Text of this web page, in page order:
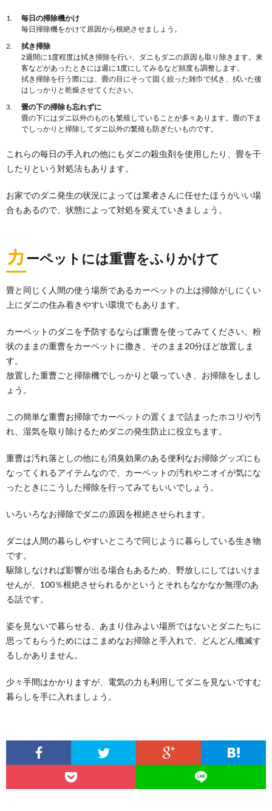
毎日の掃除機かけ
毎日掃除機をかけて原因から根絶させましょう。
拭き掃除
2週間に1度程度は拭き掃除を行い、ダニもダニの原因も取り除きます。来
客などがあったときには週に1度にしてみるなど頻度も調整します。
拭き掃除を行う際には、畳の目にそって固く絞った雑巾で拭き、拭いた後
はしっかりと乾燥させてください。
畳の下の掃除も忘れずに
畳の下にはダニ以外のものも繁殖していることが多々あります。畳の下ま
でしっかりと掃除してダニ以外の繁殖も防ぎたいものです。
これらの毎日の手入れの他にもダニの殺虫剤を使用したり、畳を干
したりという対処法もあります。
お家でのダニ発生の状況によっては業者さんに任せたほうがいい場
合もあるので、状態によって対処を変えていきましょう。
カ ーペットには重曹をふりかけて
畳と同じく人間の使う場所であるカーペットの上は掃除がしにくい
上にダニの住み着きやすい環境でもあります。
カーペットのダニを予防するならば重曹を使ってみてください。粉
状のままの重曹をカーペットに撒き、そのまま20分ほど放置しま
す。
放置した重曹ごと掃除機でしっかりと吸っていき、お掃除をしまし
ょう。
この簡単な重曹お掃除でカーペットの置くまで詰まったホコリや汚
れ、湿気を取り除けるためダニの発生防止に役立ちます。
重曹は汚れ落としの他にも消臭効果のある便利なお掃除グッズにも
なってくれるアイテムなので、カーペットの汚れやニオイが気にな
ったときにこうした掃除を行ってみてもいいでしょう。
いろいろなお掃除でダニの原因を根絶させられます。
ダニは人間の暮らしやすいところで同じように暮らしている生き物
です。
駆除しなければ影響が出る場合もあるため、野放しにしてはいけま
せんが、100％根絶させられるかというとそれもなかなか無理のあ
る話です。
姿を見ないで暮らせる、あまり住みよい場所ではないとダニたちに
思ってもらうためにはこまめなお掃除と手入れで、どんどん殲滅す
るしかありません。
少々手間はかかりますが、電気の力も利用してダニを見ないですむ
暮らしを手に入れましょう。